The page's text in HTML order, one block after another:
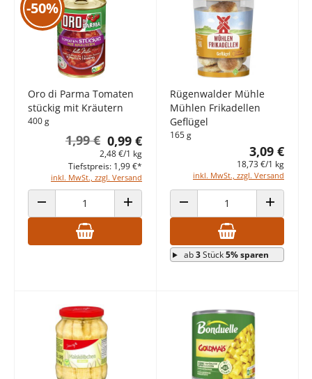
-50%
Oro di Parma Tomaten
stückig mit Kräutern
400 g
0,99 €
1,99 €
2,48 €/1 kg
inkl. MwSt., zzgl. Versand
Tiefstpreis: 1,99 €*
ANZAHL VERRINGERN ANZAHL ERHÖHEN
Rügenwalder Mühle
Mühlen Frikadellen
Geflügel
165 g
3,09 €
18,73 €/1 kg
inkl. MwSt., zzgl. Versand
ANZAHL VERRINGERN ANZAHL
ab3Stück5% sparen